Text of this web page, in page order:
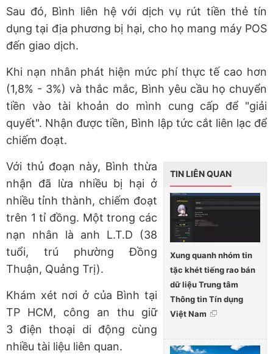
Sau đó, Bình liên hệ với dịch vụ rút tiền thẻ tín
dụng tại địa phương bị hại, cho họ mang máy POS
đến giao dịch.
Khi nạn nhân phát hiện mức phí thực tế cao hơn
(1,8% - 3%) và thắc mắc, Bình yêu cầu họ chuyển
tiền vào tài khoản do mình cung cấp để "giải
quyết". Nhận được tiền, Bình lập tức cắt liên lạc để
chiếm đoạt.
TIN LIÊN QUAN
Xung quanh nhóm tin
tặc khét tiếng rao bán
dữ liệu Trung tâm
Thông tin Tín dụng
Việt Nam
Với thủ đoạn này, Bình thừa
nhận đã lừa nhiều bị hại ở
nhiều tỉnh thành, chiếm đoạt
trên 1 tỉ đồng. Một trong các
nạn nhân là anh L.T.D (38
tuổi, trú phường Đồng
Thuận, Quảng Trị).
Khám xét nơi ở của Bình tại
TP HCM, công an thu giữ
3 điện thoại di động cùng
nhiều tài liệu liên quan.